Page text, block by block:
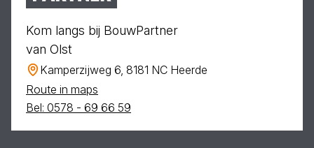
Kom langs bij BouwPartner
van Olst
Kamperzijweg 6, 8181 NC Heerde
Route in maps
Bel: 0578 - 69 66 59